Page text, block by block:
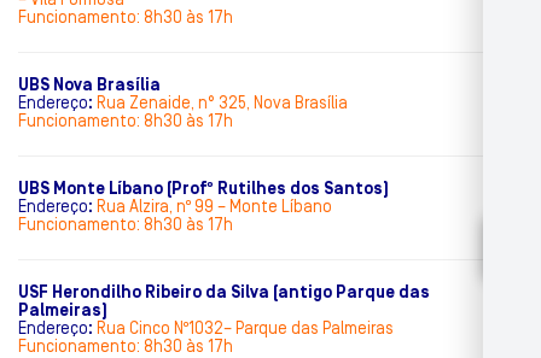
Funcionamento: 8h30 às 17h
UBS Nova Brasília
Endereço: Rua Zenaide, n° 325, Nova Brasília
Funcionamento: 8h30 às 17h
UBS Monte Líbano (Profº Rutilhes dos Santos)
Endereço: Rua Alzira, nº 99 – Monte Líbano
Funcionamento: 8h30 às 17h
USF Herondilho Ribeiro da Silva (antigo Parque das
Palmeiras)
Endereço: Rua Cinco Nº1032– Parque das Palmeiras
Funcionamento: 8h30 às 17h